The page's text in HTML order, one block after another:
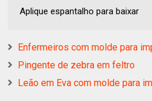
Aplique espantalho para baixar
Enfermeiros com molde para
Pingente de zebra em feltro
Leão em Eva com molde para